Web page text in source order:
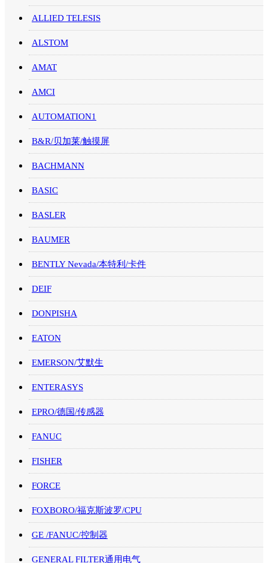
ALLIED TELESIS
ALSTOM
AMAT
AMCI
AUTOMATION1
B&R/贝加莱/触摸屏
BACHMANN
BASIC
BASLER
BAUMER
BENTLY Nevada/本特利/卡件
DEIF
DONPISHA
EATON
EMERSON/艾默生
ENTERASYS
EPRO/德国/传感器
FANUC
FISHER
FORCE
FOXBORO/福克斯波罗/CPU
GE /FANUC/控制器
GENERAL FILTER通用电气